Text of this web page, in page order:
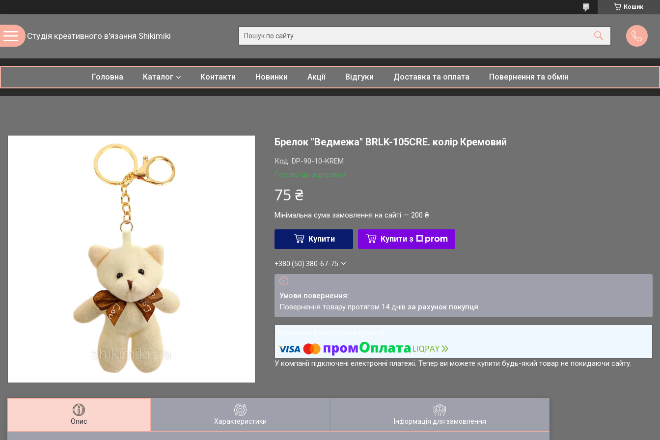
Кошик
Студія креативного в'язання Shikimiki
Головна Каталог Контакти Новинки Акції Відгуки Доставка та оплата Повернення та обмін
Брелок "Ведмежа" BRLK-105CRE. колір Кремовий
Готово до відправки
Код:DP-90-10-KREM
75 ₴
Мінімальна сума замовлення на сайті — 200 ₴
Купити Купити з
+380 (50) 380-67-75
повернення товару протягом 14 днівза рахунок покупця
У компанії підключені електронні платежі. Тепер ви можете купити будь-який товар не покидаючи сайту.
Опис Характеристики Інформація для замовлення